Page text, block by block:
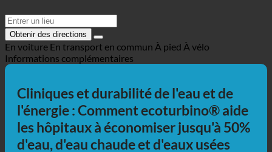
Obtenir des directions
En voiture
Cliniques et durabilité de l'eau et de
l'énergie : Comment ecoturbino® aide